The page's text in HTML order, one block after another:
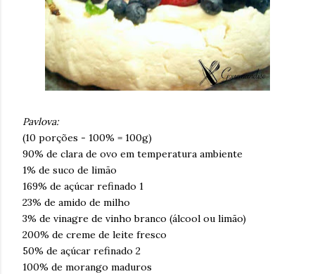
Pavlova:
(10 porções - 100% = 100g)
90% de clara de ovo em temperatura ambiente
1% de suco de limão
169% de açúcar refinado 1
23% de amido de milho
3% de vinagre de vinho branco (álcool ou limão)
200% de creme de leite fresco
50% de açúcar refinado 2
100% de morango maduros